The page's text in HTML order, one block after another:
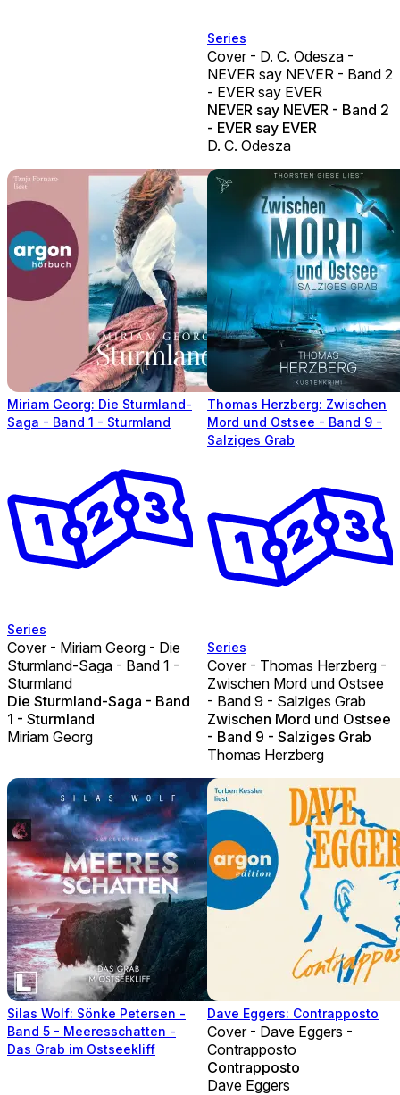
Series
Cover - D. C. Odesza -
NEVER say NEVER - Band 2
- EVER say EVER
NEVER say NEVER - Band 2
- EVER say EVER
D. C. Odesza
Miriam Georg: Die Sturmland-
Saga - Band 1 - Sturmland
Series
Cover - Miriam Georg - Die
Sturmland-Saga - Band 1 -
Sturmland
Die Sturmland-Saga - Band
1 - Sturmland
Miriam Georg
Thomas Herzberg: Zwischen
Mord und Ostsee - Band 9 -
Salziges Grab
Series
Cover - Thomas Herzberg -
Zwischen Mord und Ostsee
- Band 9 - Salziges Grab
Zwischen Mord und Ostsee
- Band 9 - Salziges Grab
Thomas Herzberg
Silas Wolf: Sönke Petersen -
Band 5 - Meeresschatten -
Das Grab im Ostseekliff
Dave Eggers: Contrapposto
Cover - Dave Eggers -
Contrapposto
Contrapposto
Dave Eggers